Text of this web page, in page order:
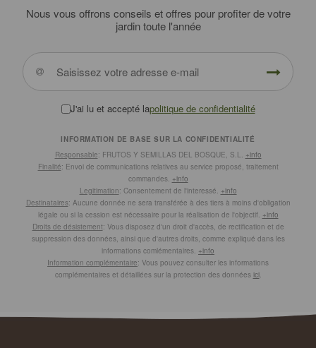
Nous vous offrons conseils et offres pour profiter de votre
jardin toute l'année
J'ai lu et accepté lapolitique de confidentialité
INFORMATION DE BASE SUR LA CONFIDENTIALITÉ
Responsable: FRUTOS Y SEMILLAS DEL BOSQUE, S.L. +info
Finalité: Envoi de communications relatives au service proposé, traitement
commandes. +info
Legitimation: Consentement de l'interessé. +info
Destinataires: Aucune donnée ne sera transférée à des tiers à moins d'obligation
légale ou si la cession est nécessaire pour la réalisation de l'objectif. +info
Droits de désistement: Vous disposez d'un droit d'accès, de rectification et de
suppression des données, ainsi que d'autres droits, comme expliqué dans les
informations comlémentaires. +info
Information complémentaire: Vous pouvez consulter les informations
complémentaires et détaillées sur la protection des données ici.